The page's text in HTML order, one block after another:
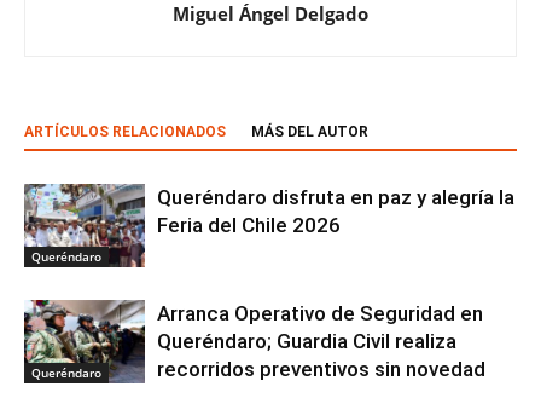
Miguel Ángel Delgado
ARTÍCULOS RELACIONADOS MÁS DEL AUTOR
Queréndaro
Queréndaro disfruta en paz y alegría la
Feria del Chile 2026
Queréndaro
Arranca Operativo de Seguridad en
Queréndaro; Guardia Civil realiza
recorridos preventivos sin novedad